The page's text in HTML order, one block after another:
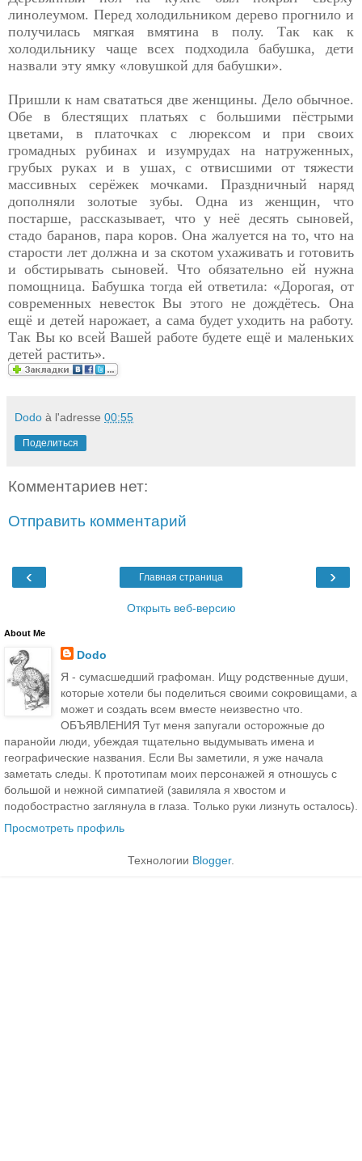
линолеумом. Перед холодильником дерево прогнило и
получилась мягкая вмятина в полу. Так как к
холодильнику чаще всех подходила бабушка, дети
назвали эту ямку «ловушкой для бабушки».
Пришли к нам свататься две женщины. Дело обычное.
Обе в блестящих платьях с большими пёстрыми
цветами, в платочках с люрексом и при своих
громадных рубинах и изумрудах на натруженных,
грубых руках и в ушах, с отвисшими от тяжести
массивных серёжек мочками. Праздничный наряд
дополняли золотые зубы. Одна из женщин, что
постарше, рассказывает, что у неё десять сыновей,
стадо баранов, пара коров. Она жалуется на то, что на
старости лет должна и за скотом ухаживать и готовить
и обстирывать сыновей. Что обязательно ей нужна
помощница. Бабушка тогда ей ответила: «Дорогая, от
современных невесток Вы этого не дождётесь. Она
ещё и детей нарожает, а сама будет уходить на работу.
Так Вы ко всей Вашей работе будете ещё и маленьких
детей растить».
Dodo à l'adresse 00:55
Поделиться
Комментариев нет:
Отправить комментарий
‹ ›
Главная страница
Открыть веб-версию
About Me
Dodo
Я - сумасшедший графоман. Ищу родственные души,
которые хотели бы поделиться своими сокровищами, а
может и создать всем вместе неизвестно что.
ОБЪЯВЛЕНИЯ Тут меня запугали осторожные до
паранойи люди, убеждая тщательно выдумывать имена и
географические названия. Если Вы заметили, я уже начала
заметать следы. К прототипам моих персонажей я отношусь с
большой и нежной симпатией (завиляла я хвостом и
подобострастно заглянула в глаза. Только руки лизнуть осталось).
Просмотреть профиль
Технологии Blogger.